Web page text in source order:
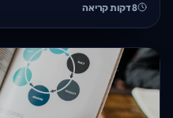
8דקות קריאה